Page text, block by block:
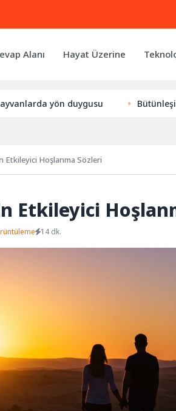
Alanı Hayat Üzerine
duygusu Bütünleşik
Etkileyici Hoşlanma Sözleri
Etkileyici
14 dk.